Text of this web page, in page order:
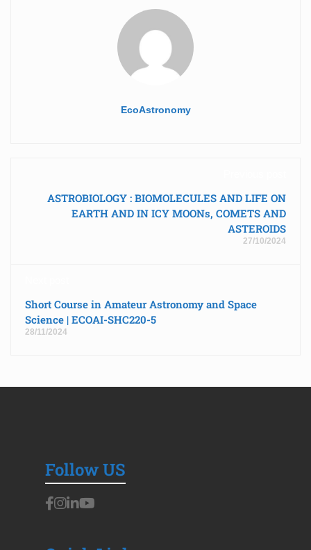
EcoAstronomy
ASTROBIOLOGY : BIOMOLECULES AND LIFE ON
EARTH AND IN ICY MOONs, COMETS AND
ASTEROIDS
27/10/2024
Short Course in Amateur Astronomy and Space
Science | ECOAI-SHC220-5
28/11/2024
Follow US